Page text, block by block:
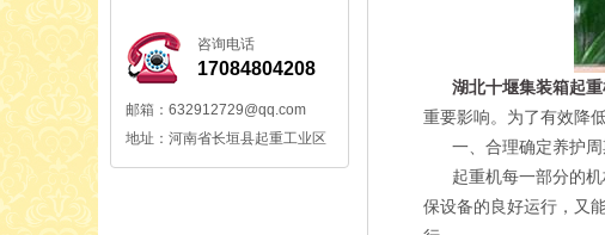
咨询电话
17084804208
邮箱：632912729@qq.com
地址：河南省长垣县起重工业区
湖北十堰集装箱起
重要影响。为了有效降
一、合理确定养护周
起重机每一部分的机
保设备的良好运行，又